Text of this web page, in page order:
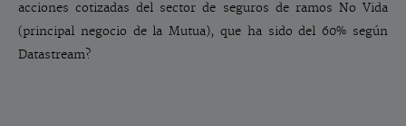
acciones cotizadas del sector de seguros de ramos No Vida
(principal negocio de la Mutua), que ha sido del 60% según
Datastream?